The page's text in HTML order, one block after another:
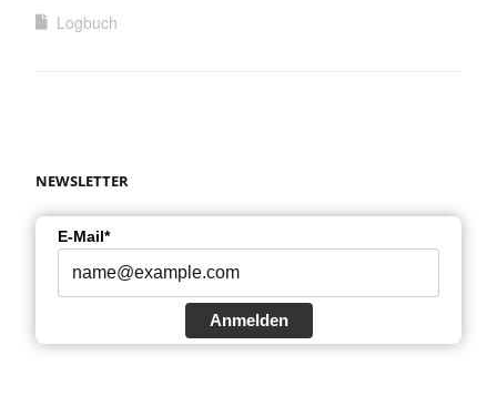
Logbuch
NEWSLETTER
E-Mail*
Anmelden